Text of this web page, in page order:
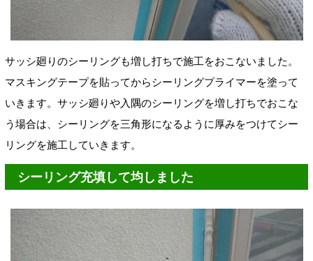
サッシ廻りのシーリングも増し打ちで施工をおこないました。
マスキングテープを貼ってからシーリングプライマーを塗って
いきます。サッシ廻りや入隅のシーリングを増し打ちでおこな
う場合は、シーリングを三角形になるように厚みをつけてシー
リングを施工していきます。
シーリング充填して均しました